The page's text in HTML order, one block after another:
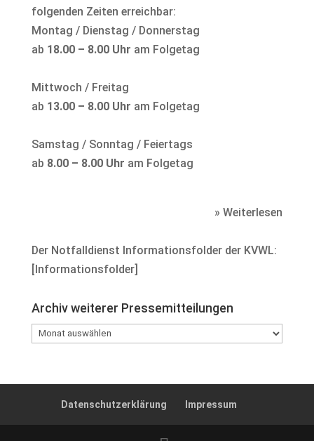
folgenden Zeiten erreichbar:
Montag / Dienstag / Donnerstag
ab 18.00 – 8.00 Uhr am Folgetag
Mittwoch / Freitag
ab 13.00 – 8.00 Uhr am Folgetag
Samstag / Sonntag / Feiertags
ab 8.00 – 8.00 Uhr am Folgetag
» Weiterlesen
Der Notfalldienst Informationsfolder der KVWL:
[Informationsfolder]
Archiv weiterer Pressemitteilungen
Archiv
Datenschutzerklärung Impressum